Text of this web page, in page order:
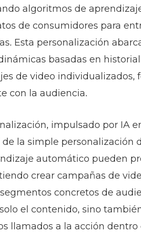
algoritmos de
de consumidores para
Esta personalización
basadas en
de video individualizados,
con la audiencia.
impulsado por IA
la simple personalización
automático pueden
crear campañas de
concretos de
el contenido, sino
llamados a la acción